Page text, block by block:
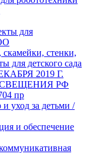
для
стенки,
для детского сада
2019 Г.
РФ
пр
уход за детьми /
и обеспечение